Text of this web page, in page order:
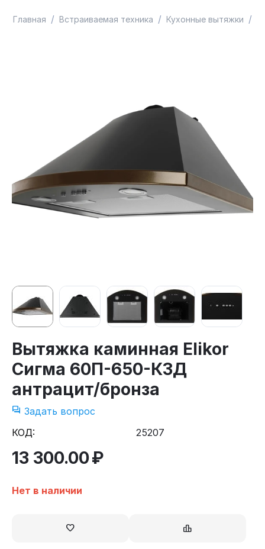
Главная / Встраиваемая техника / Кухонные вытяжки /
Вытяжка каминная Elikor
Сигма 60П-650-К3Д
антрацит/бронза
Задать вопрос
КОД:
25207
13 300.00₽
Нет в наличии